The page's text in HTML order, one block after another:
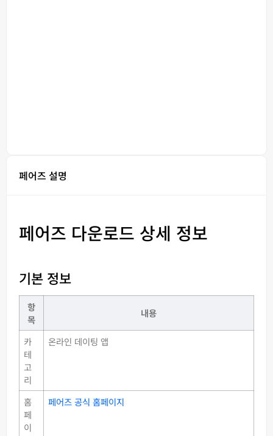
페어즈 설명
페어즈 다운로드 상세 정보
기본 정보
항
목
내용
카
테
고
리
온라인 데이팅 앱
홈
페
이
페어즈 공식 홈페이지